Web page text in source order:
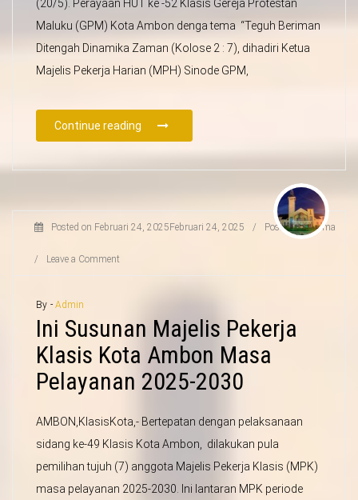
(20/5). Perayaan HUT ke -52 Klasis Gereja Protestan
Maluku (GPM) Kota Ambon denga tema “Teguh Beriman
Ditengah Dinamika Zaman (Kolose 2 : 7), dihadiri Ketua
Majelis Pekerja Harian (MPH) Sinode GPM,
Continue reading
Posted on Februari 24, 2025 Februari 24, 2025 / Posted inAgama
/ Leave a Comment
By - Admin
Ini Susunan Majelis Pekerja
Klasis Kota Ambon Masa
Pelayanan 2025-2030
AMBON,KlasisKota,- Bertepatan dengan pelaksanaan
sidang ke-49 Klasis Kota Ambon, dilakukan pula
pemilihan tujuh (7) anggota Majelis Pekerja Klasis (MPK)
masa pelayanan 2025-2030. Ini lantaran MPK periode